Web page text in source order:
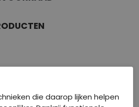
die daarop lijken helpen